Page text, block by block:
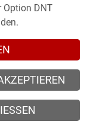
vorbehalten
vorbehalten.
Option DNT